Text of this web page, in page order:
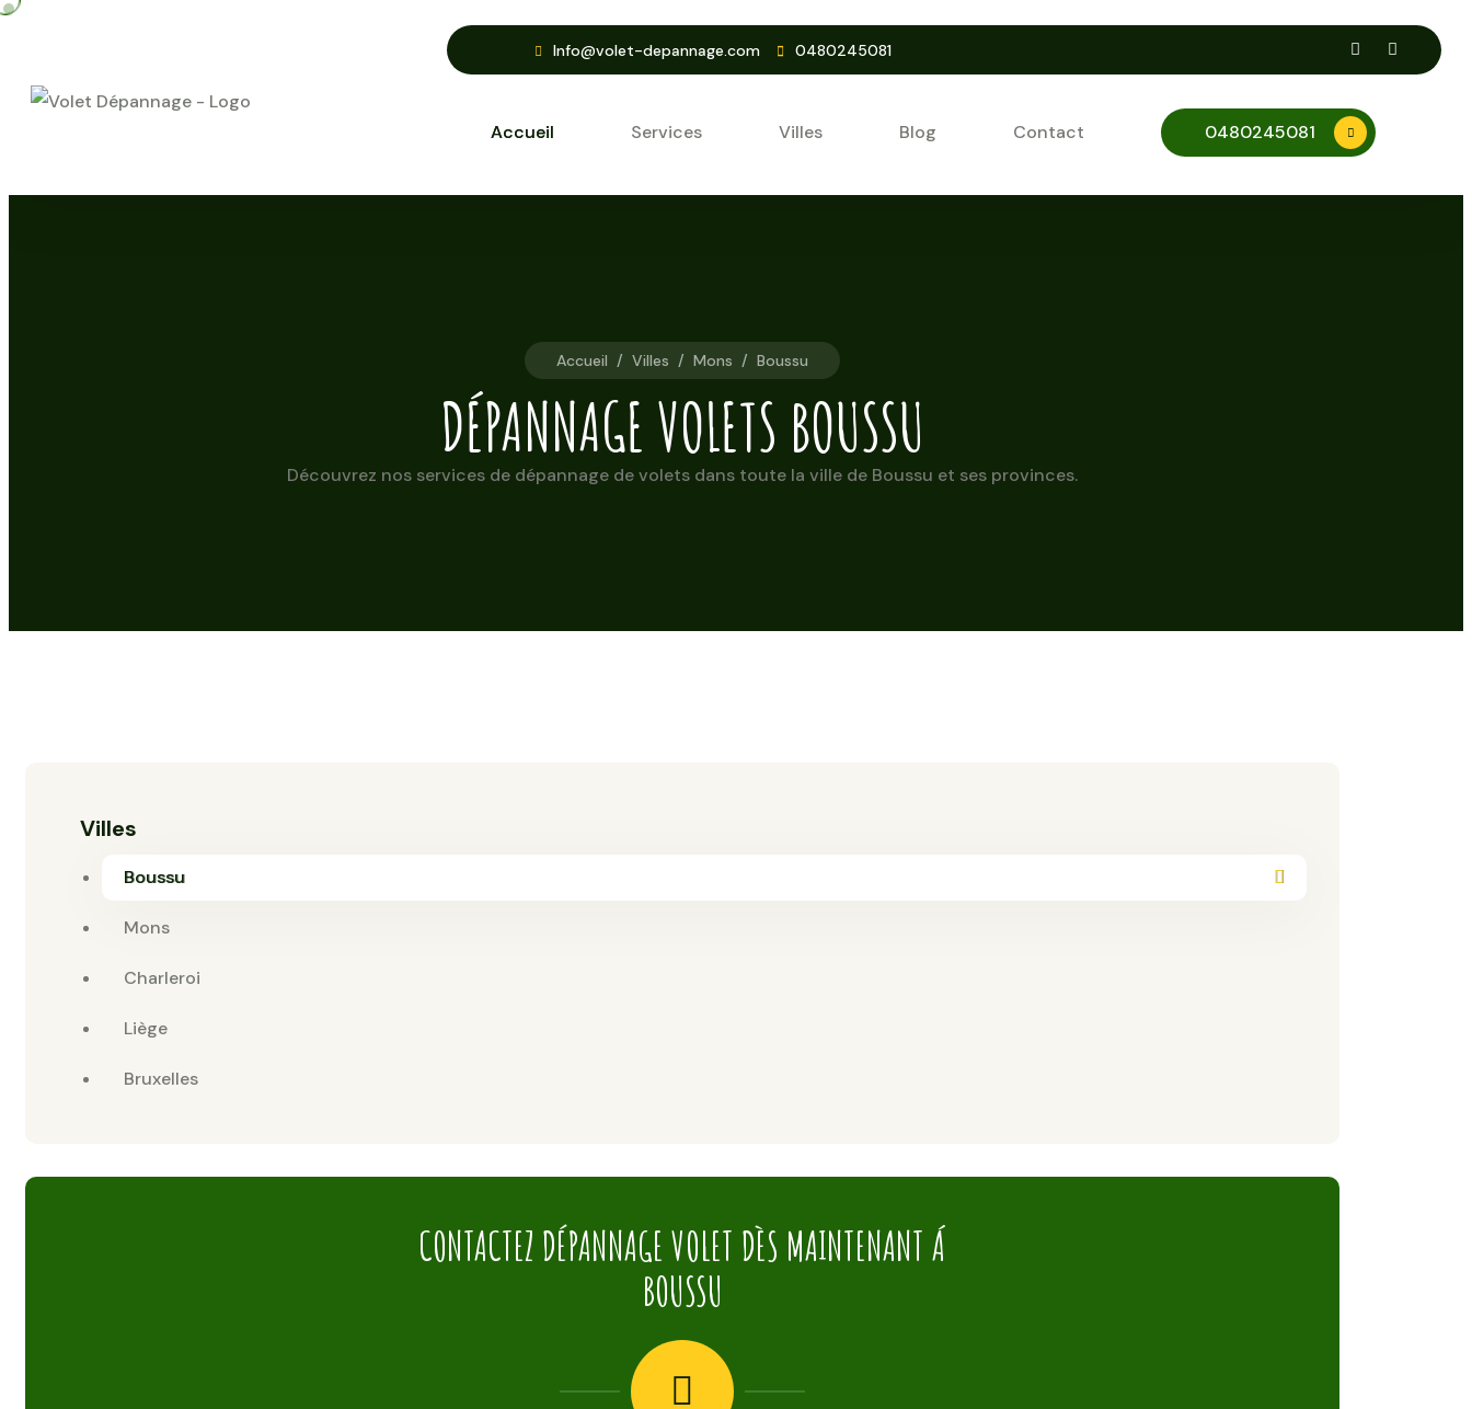
Info@volet-depannage.com 0480245081
Accueil Services Villes Blog Contact 0480245081
Accueil / Villes / Mons / Boussu
DÉPANNAGE VOLETS BOUSSU
Découvrez nos services de dépannage de volets dans toute la ville de Boussu et ses provinces.
Villes
Boussu
Mons
Charleroi
Liège
Bruxelles
CONTACTEZ DÉPANNAGE VOLET DÈS MAINTENANT Á
BOUSSU